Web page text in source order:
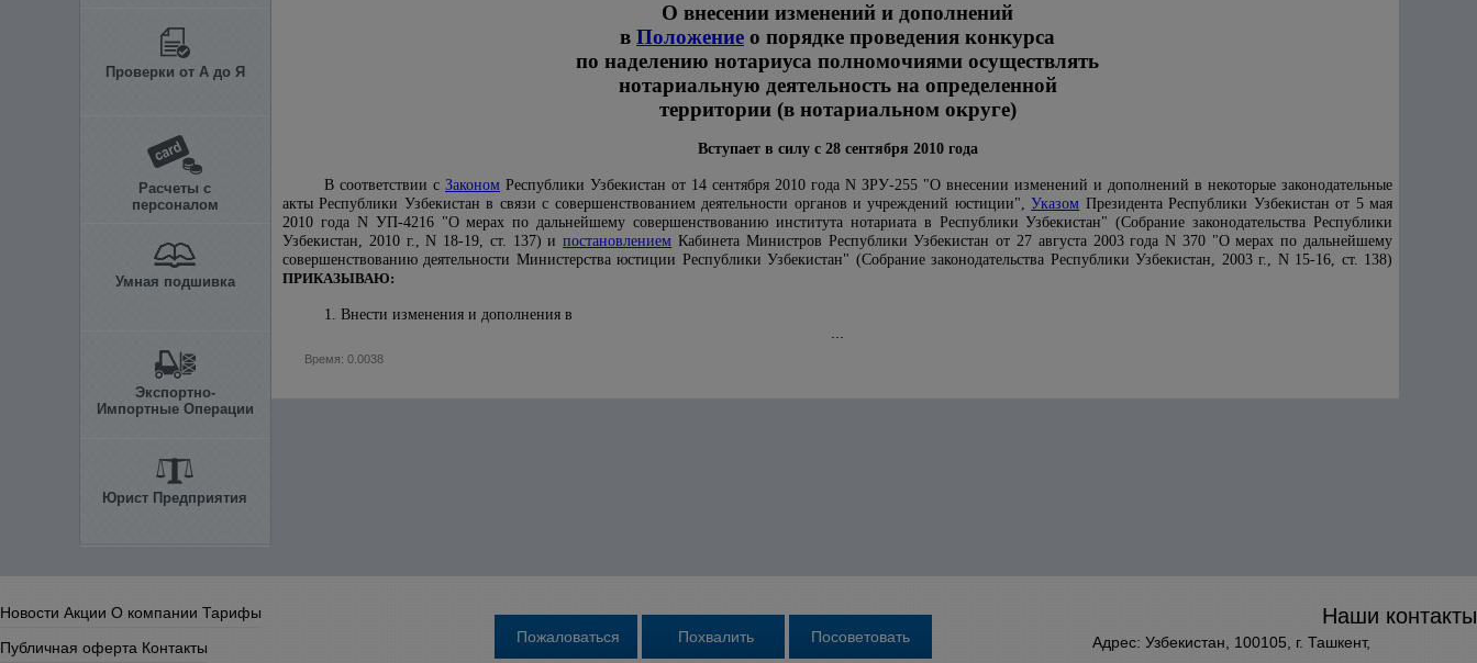
Проверки от А до Я
Расчеты с
персоналом
Умная подшивка
Экспортно-
Импортные Операции
Юрист Предприятия
О внесении изменений и дополнений
в Положение о порядке проведения конкурса
по наделению нотариуса полномочиями осуществлять
нотариальную деятельность на определенной
территории (в нотариальном округе)
Вступает в силу с 28 сентября 2010 года
В соответствии с Законом Республики Узбекистан от 14 сентября 2010 года N ЗРУ-255 "О внесении изменений и дополнений в некоторые законодательные
акты Республики Узбекистан в связи с совершенствованием деятельности органов и учреждений юстиции",Указом Президента Республики Узбекистан от 5 мая
2010 года N УП-4216 "О мерах по дальнейшему совершенствованию института нотариата в Республики Узбекистан" (Собрание законодательства Республики
Узбекистан, 2010 г., N 18-19, ст. 137) ипостановлением Кабинета Министров Республики Узбекистан от 27 августа 2003 года N 370 "О мерах по дальнейшему
совершенствованию деятельности Министерства юстиции Республики Узбекистан" (Собрание законодательства Республики Узбекистан, 2003 г., N 15-16, ст. 138)
ПРИКАЗЫВАЮ:
1. Внести изменения и дополнения в
Время: 0.0038
Новости Акции О компании Тарифы
Публичная оферта Контакты
Наши контакты
Адрес: Узбекистан, 100105, г. Ташкент,